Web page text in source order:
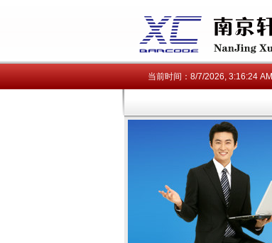
当前时间： 8/7/2026, 3:16:25 AM